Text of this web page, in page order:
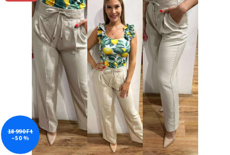
18 990 Ft
–50 %